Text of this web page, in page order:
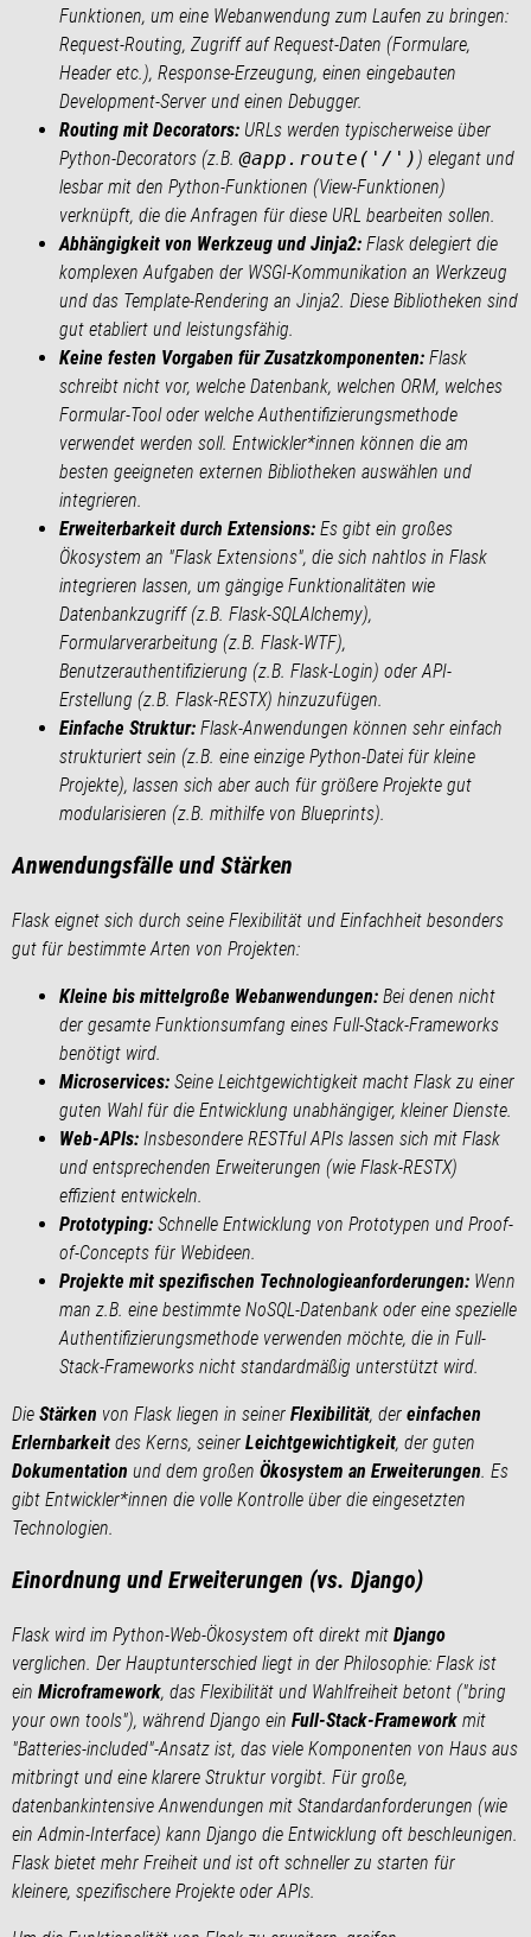
Funktionen, um eine Webanwendung zum Laufen zu bringen:
Request-Routing, Zugriff auf Request-Daten (Formulare,
Header etc.), Response-Erzeugung, einen eingebauten
Development-Server und einen Debugger.
Routing mit Decorators: URLs werden typischerweise über
Python-Decorators (z.B.@app.route('/') ) elegant und
lesbar mit den Python-Funktionen (View-Funktionen)
verknüpft, die die Anfragen für diese URL bearbeiten sollen.
Abhängigkeit von Werkzeug und Jinja2: Flask delegiert die
komplexen Aufgaben der WSGI-Kommunikation an Werkzeug
und das Template-Rendering an Jinja2. Diese Bibliotheken sind
gut etabliert und leistungsfähig.
Keine festen Vorgaben für Zusatzkomponenten: Flask
schreibt nicht vor, welche Datenbank, welchen ORM, welches
Formular-Tool oder welche Authentifizierungsmethode
verwendet werden soll. Entwickler*innen können die am
besten geeigneten externen Bibliotheken auswählen und
integrieren.
Erweiterbarkeit durch Extensions: Es gibt ein großes
Ökosystem an "Flask Extensions", die sich nahtlos in Flask
integrieren lassen, um gängige Funktionalitäten wie
Datenbankzugriff (z.B. Flask-SQLAlchemy),
Formularverarbeitung (z.B. Flask-WTF),
Benutzerauthentifizierung (z.B. Flask-Login) oder API-
Erstellung (z.B. Flask-RESTX) hinzuzufügen.
Einfache Struktur: Flask-Anwendungen können sehr einfach
strukturiert sein (z.B. eine einzige Python-Datei für kleine
Projekte), lassen sich aber auch für größere Projekte gut
modularisieren (z.B. mithilfe von Blueprints).
Anwendungsfälle und Stärken
Flask eignet sich durch seine Flexibilität und Einfachheit besonders
gut für bestimmte Arten von Projekten:
Kleine bis mittelgroße Webanwendungen: Bei denen nicht
der gesamte Funktionsumfang eines Full-Stack-Frameworks
benötigt wird.
Microservices: Seine Leichtgewichtigkeit macht Flask zu einer
guten Wahl für die Entwicklung unabhängiger, kleiner Dienste.
Web-APIs: Insbesondere RESTful APIs lassen sich mit Flask
und entsprechenden Erweiterungen (wie Flask-RESTX)
effizient entwickeln.
Prototyping: Schnelle Entwicklung von Prototypen und Proof-
of-Concepts für Webideen.
Projekte mit spezifischen Technologieanforderungen: Wenn
man z.B. eine bestimmte NoSQL-Datenbank oder eine spezielle
Authentifizierungsmethode verwenden möchte, die in Full-
Stack-Frameworks nicht standardmäßig unterstützt wird.
Die Stärken von Flask liegen in seiner Flexibilität, der einfachen
Erlernbarkeit des Kerns, seiner Leichtgewichtigkeit, der guten
Dokumentation und dem großen Ökosystem an Erweiterungen. Es
gibt Entwickler*innen die volle Kontrolle über die eingesetzten
Technologien.
Einordnung und Erweiterungen (vs. Django)
Flask wird im Python-Web-Ökosystem oft direkt mit Django
verglichen. Der Hauptunterschied liegt in der Philosophie: Flask ist
ein Microframework, das Flexibilität und Wahlfreiheit betont ("bring
your own tools"), während Django ein Full-Stack-Framework mit
"Batteries-included"-Ansatz ist, das viele Komponenten von Haus aus
mitbringt und eine klarere Struktur vorgibt. Für große,
datenbankintensive Anwendungen mit Standardanforderungen (wie
ein Admin-Interface) kann Django die Entwicklung oft beschleunigen.
Flask bietet mehr Freiheit und ist oft schneller zu starten für
kleinere, spezifischere Projekte oder APIs.